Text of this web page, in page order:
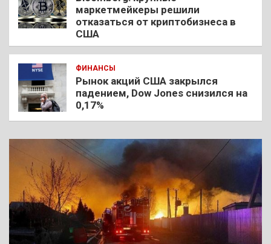
маркетмейкеры решили
отказаться от криптобизнеса в
США
ФИНАНСЫ
Рынок акций США закрылся
падением, Dow Jones снизился на
0,17%